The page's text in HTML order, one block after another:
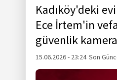
Kadıköy'deki
Ece İrtem'in
güvenlik
15.06.2026 - 23:24 Son